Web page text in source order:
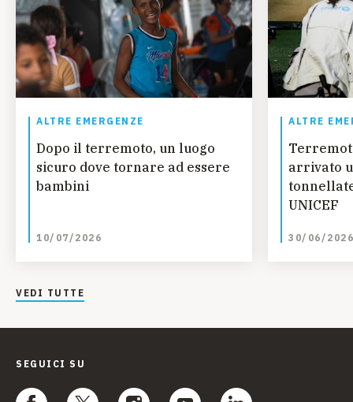
ALTRE EMERGENZE
Dopo il terremoto, un luogo
sicuro dove tornare ad essere
bambini
10/07/2026
ALTRE
arrivato
UNICEF
30/06/2026
VEDI TUTTE
SEGUICI SU